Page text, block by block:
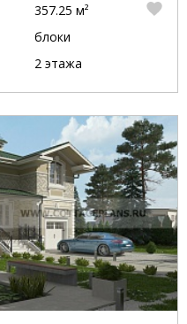
357.25 м²
блоки
2 этажа